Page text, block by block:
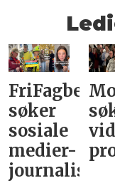
søker
sosiale
medier-
journalist